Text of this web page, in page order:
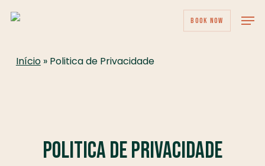
content
BOOK NOW
Início» Politica de Privacidade
Politica de Privacidade